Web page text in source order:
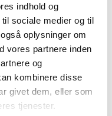
indhold og
sociale medier og til
oplysninger om
vores partnere inden
og
kombinere disse
givet dem, eller som
tjenester.
bedre
med
2